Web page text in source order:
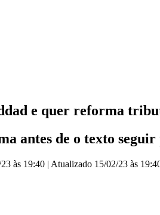
e quer reforma
antes de o texto
às 19:40 | Atualizado 15/02/23 às